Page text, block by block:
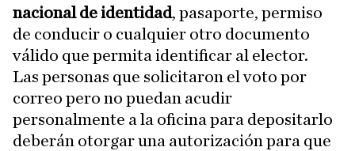
nacional de identidad, pasaporte, permiso
de conducir o cualquier otro documento
válido que permita identificar al elector.
Las personas que solicitaron el voto por
correo pero no puedan acudir
personalmente a la oficina para depositarlo
deberán otorgar una autorización para que